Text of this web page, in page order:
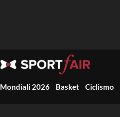
Mondiali 2026 Basket Ciclismo